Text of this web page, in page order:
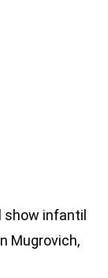
show infantil
Mugrovich,